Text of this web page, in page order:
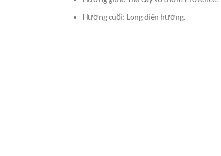
Hương cuối: Long diên hương.